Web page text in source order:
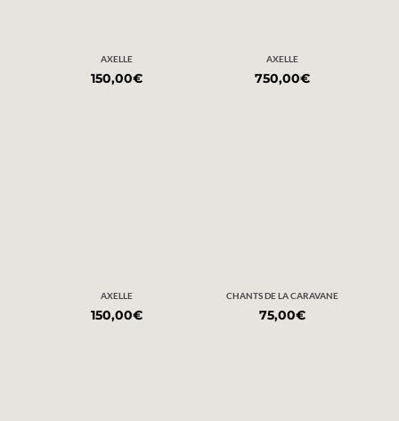
AXELLE
150,00€
AXELLE
750,00€
AXELLE
150,00€
CHANTS DE LA CARAVANE
75,00€